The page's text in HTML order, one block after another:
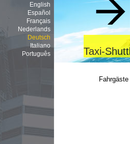
English
Español
Français
Nederlands
Deutsch
Italiano
Português
Taxi-
Fahrgäste